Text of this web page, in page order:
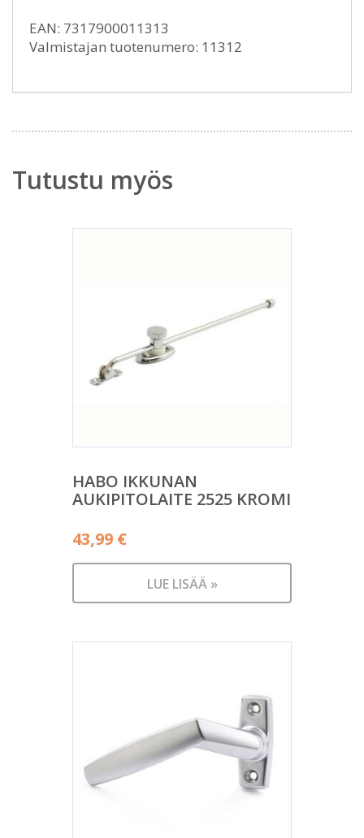
EAN: 7317900011313
Valmistajan tuotenumero: 11312
Tutustu myös
HABO IKKUNAN
AUKIPITOLAITE 2525 KROMI
43,99 €
LUE LISÄÄ »